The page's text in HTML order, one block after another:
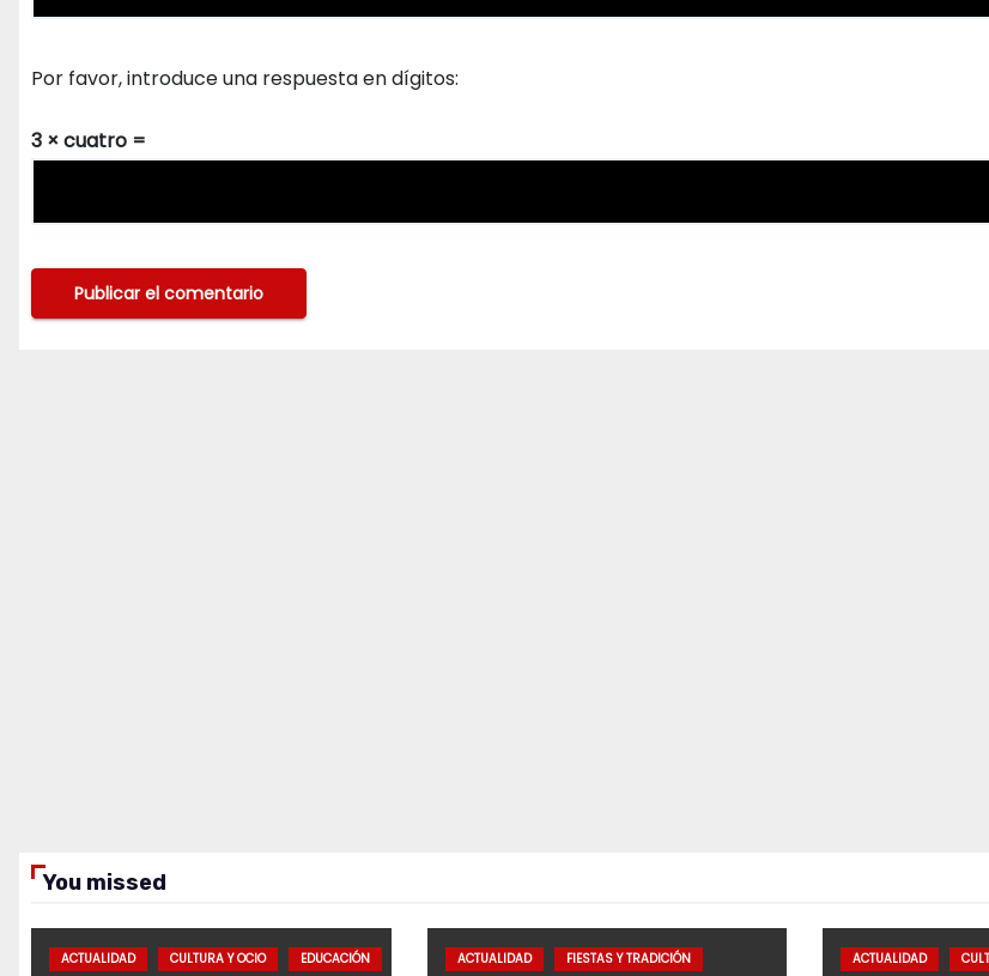
Por favor, introduce una respuesta en dígitos:
3 × cuatro =
You missed
ACTUALIDAD CULTURA Y OCIO EDUCACIÓN ACTUALIDAD FIESTAS Y TRADICIÓN ACTUALIDAD